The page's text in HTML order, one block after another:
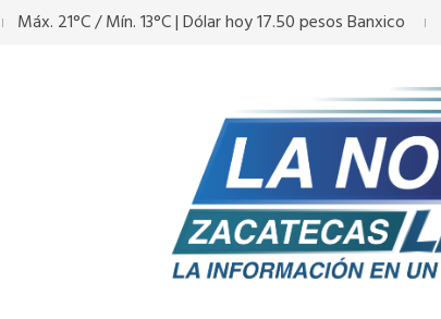
Máx. 21°C / Mín. 13°C | Dólar hoy 17.50 pesos Banxico